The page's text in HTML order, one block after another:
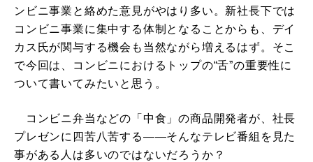
ンビニ事業と絡めた意見がやはり多い。新社長下では
コンビニ事業に集中する体制となることからも、デイ
カス氏が関与する機会も当然ながら増えるはず。そこ
で今回は、コンビニにおけるトップの“舌”の重要性に
ついて書いてみたいと思う。
コンビニ弁当などの「中食」の商品開発者が、社長
プレゼンに四苦八苦する――そんなテレビ番組を見た
事がある人は多いのではないだろうか？